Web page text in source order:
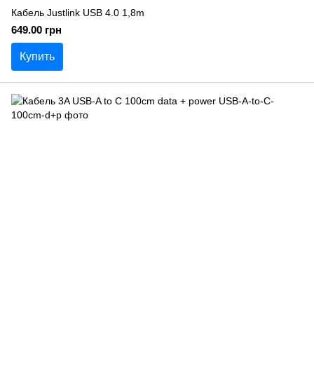
Кабель Justlink USB 4.0 1,8m
649.00 грн
Купить